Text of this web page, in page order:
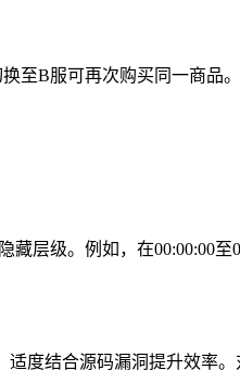
至B服可再次购买同一商品。
层级。例如，在00:00:00
度结合源码漏洞提升效率